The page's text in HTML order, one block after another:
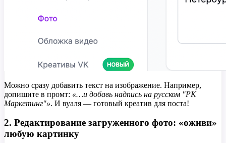
Можно сразу добавить текст на изображение. Например,
допишите в промт: «…и добавь надпись на русском "PK
Маркетинг"». И вуаля — готовый креатив для поста!
2. Редактирование загруженного фото: «оживи»
любую картинку